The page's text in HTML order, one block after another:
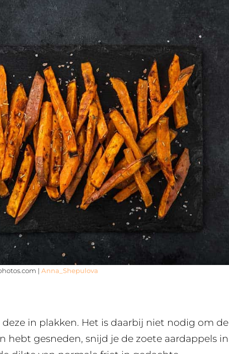
|Anna_Shepulova
in plakken. Het is daarbij niet nodig om de
hebt gesneden, snijd je de zoete aardappels in